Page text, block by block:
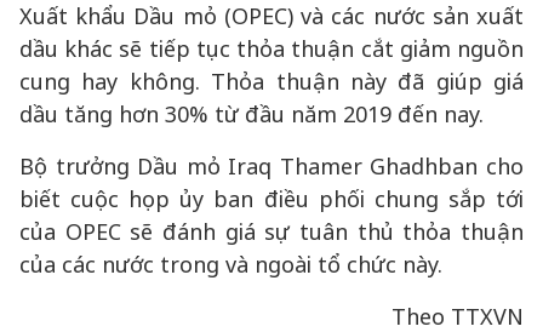
Xuất khẩu Dầu mỏ (OPEC) và các nước sản xuất
dầu khác sẽ tiếp tục thỏa thuận cắt giảm nguồn
cung hay không. Thỏa thuận này đã giúp giá
dầu tăng hơn 30% từ đầu năm 2019 đến nay.
Bộ trưởng Dầu mỏ Iraq Thamer Ghadhban cho
biết cuộc họp ủy ban điều phối chung sắp tới
của OPEC sẽ đánh giá sự tuân thủ thỏa thuận
của các nước trong và ngoài tổ chức này.
Theo TTXVN